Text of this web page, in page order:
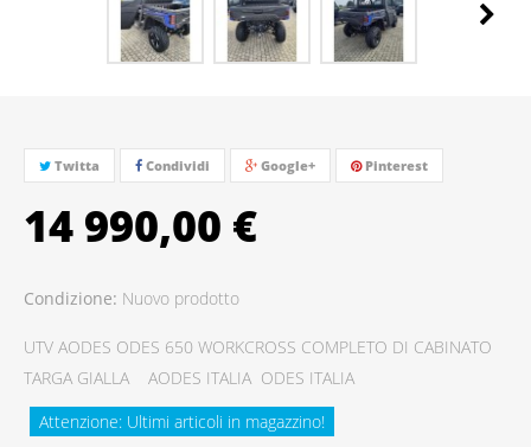
Twitta Condividi Google+ Pinterest
14 990,00 €
Condizione: Nuovo prodotto
UTV AODES ODES 650 WORKCROSS COMPLETO DI CABINATO
TARGA GIALLA AODES ITALIA ODES ITALIA
Attenzione: Ultimi articoli in magazzino!